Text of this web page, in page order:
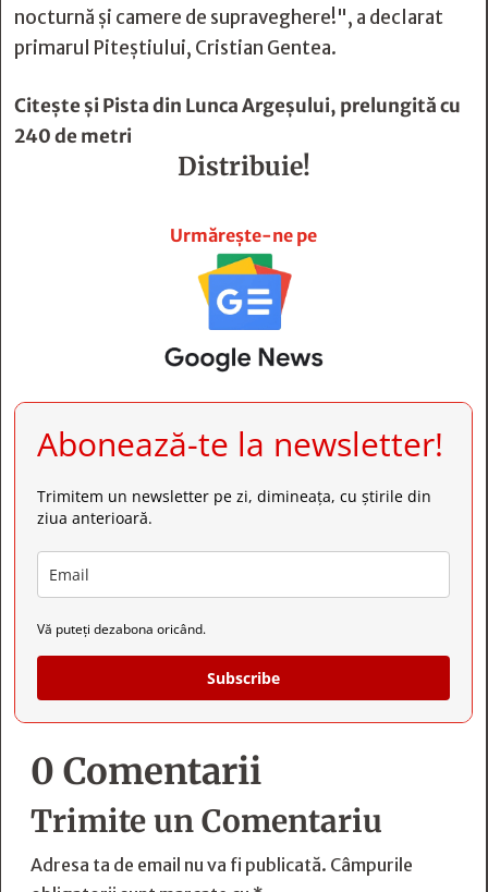
nocturnă și camere de supraveghere!", a declarat
primarul Piteștiului, Cristian Gentea.
Citește șiPista din Lunca Argeșului, prelungită cu
240 de metri
Distribuie!
Urmărește-ne pe
Abonează-te la newsletter!
Trimitem un newsletter pe zi, dimineața, cu știrile din
ziua anterioară.
Vă puteți dezabona oricând.
Subscribe
0 Comentarii
Trimite un Comentariu
Adresa ta de email nu va fi publicată. Câmpurile